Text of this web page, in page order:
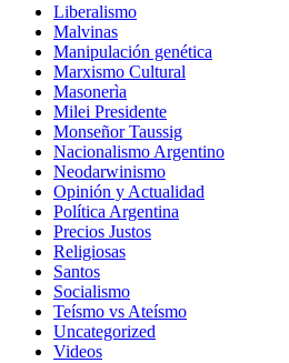
Liberalismo
Malvinas
Manipulación genética
Marxismo Cultural
Masonerìa
Milei Presidente
Monseñor Taussig
Nacionalismo Argentino
Neodarwinismo
Opinión y Actualidad
Política Argentina
Precios Justos
Religiosas
Santos
Socialismo
Teísmo vs Ateísmo
Uncategorized
Videos